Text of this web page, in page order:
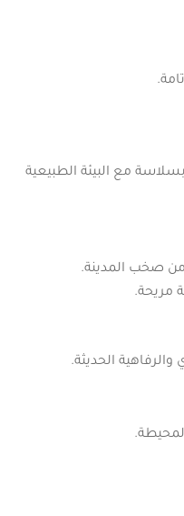
مع البيئة الطبيعية
من صخب المدينة.
مريحة.
والرفاهية الحديثة.